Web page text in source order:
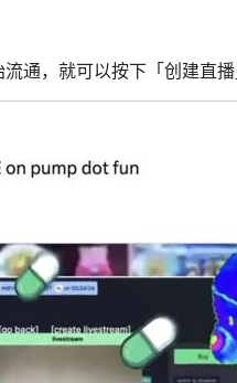
通，就可以按下「创建直